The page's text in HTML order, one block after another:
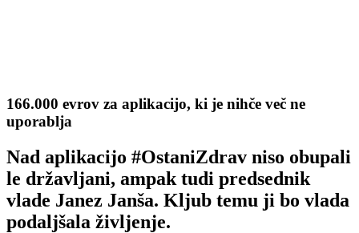
166.000 evrov za aplikacijo, ki je nihče več ne
uporablja
Nad aplikacijo #OstaniZdrav niso obupali
le državljani, ampak tudi predsednik
vlade Janez Janša. Kljub temu ji bo vlada
podaljšala življenje.